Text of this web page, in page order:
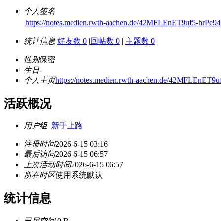
个人签名
https://notes.medien.rwth-aachen.de/42MFLEnET9uf5-
统计信息 好友数 0 |回帖数 0 | 主题数 0
性别保密
生日-
个人主页https://notes.medien.rwth-aachen.de/
活跃概况
用户组 新手上路
注册时间2026-6-15 03:16
最后访问2026-6-15 06:57
上次活动时间2026-6-15 06:57
所在时区使用系统默认
统计信息